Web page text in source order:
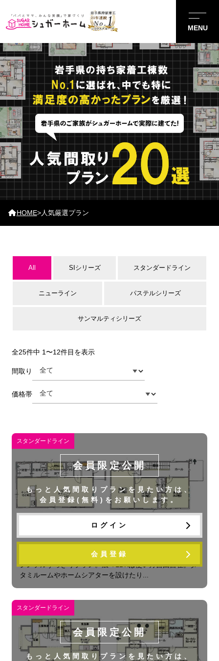
HOME>人気厳選プラン
All SIシリーズ スタンダードライン
ニューライン パステルシリーズ
サンマルティシリーズ
全25件中 1〜12件目を表示
間取り
価格帯
会員限定公開
もっと人気間取りプランを見たい方は、
会員登録(無料)をお願いします。
ログイン
会員登録
スタンダードライン
シンプルすっきりプラン。広々LDKは使い方自由自在。タ
タミルームやホームシアターを設けたり...
会員限定公開
もっと人気間取りプランを見たい方は、
スタンダードライン